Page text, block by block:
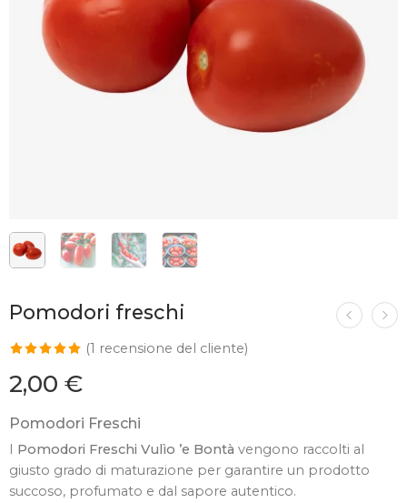
Pomodori freschi
5.00su 5
recensioni
(1 recensione del cliente)
2,00 €
Pomodori Freschi
I Pomodori Freschi Vulìo ’e Bontà vengono raccolti al
giusto grado di maturazione per garantire un prodotto
succoso, profumato e dal sapore autentico.